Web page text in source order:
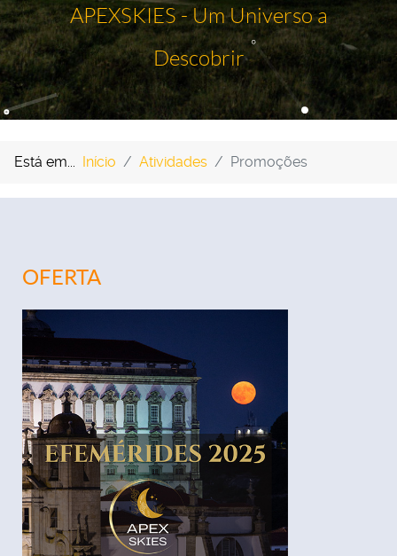
APEXSKIES - Um Universo a
Descobrir
Está em... Início Atividades Promoções
OFERTA